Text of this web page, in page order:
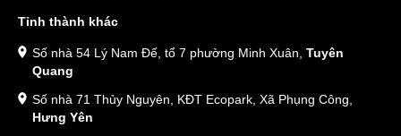
Tỉnh thành khác
Số nhà 54 Lý Nam Đế, tổ 7 phường Minh Xuân, Tuyên
Quang
Số nhà 71 Thủy Nguyên, KĐT Ecopark, Xã Phụng Công,
Hưng Yên